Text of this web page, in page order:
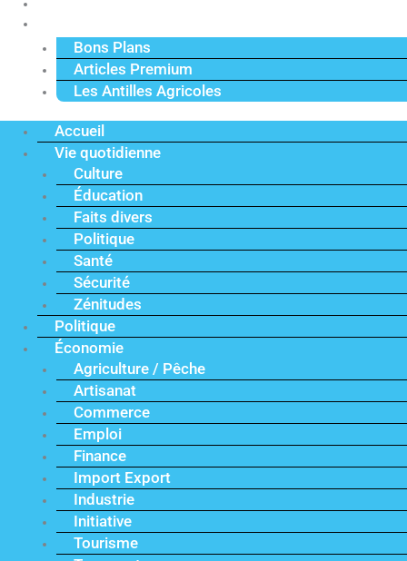
Bons Plans
Articles Premium
Les Antilles Agricoles
Accueil
Vie quotidienne
Culture
Éducation
Faits divers
Politique
Santé
Sécurité
Zénitudes
Politique
Économie
Agriculture / Pêche
Artisanat
Commerce
Emploi
Finance
Import Export
Industrie
Initiative
Tourisme